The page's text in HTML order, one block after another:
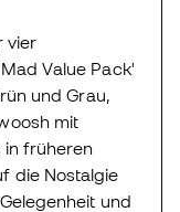
vier
Value Pack'
und Grau,
mit
in früheren
die Nostalgie
und